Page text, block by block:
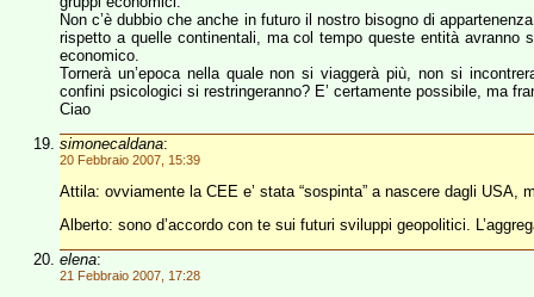
Non c’è dubbio che anche in futuro il nostro bisogno di
rispetto a quelle continentali, ma col tempo queste entità avranno
economico.
Tornerà un’epoca nella quale non si viaggerà più, non si
confini psicologici si restringeranno? E’ certamente possibile, ma
Ciao
simonecaldana:
20 Febbraio 2007, 15:39
Attila: ovviamente la CEE e’ stata “sospinta” a nascere dagli USA,
Alberto: sono d’accordo con te sui futuri sviluppi geopolitici.
elena:
21 Febbraio 2007, 17:28